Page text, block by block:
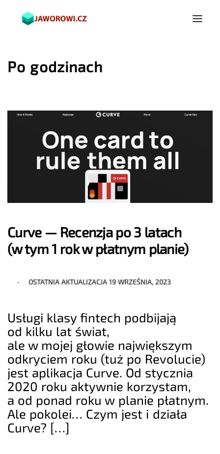
Po godzinach
Curve — Recenzja po 3 latach
(w tym 1 rok w płatnym planie)
OSTATNIA AKTUALIZACJA19 WRZEŚNIA, 2023
Usługi klasy fintech podbijają
od kilku lat świat,
ale w mojej głowie największym
odkryciem roku (tuż po Revolucie)
jest aplikacja Curve. Od stycznia
2020 roku aktywnie korzystam,
a od ponad roku w planie płatnym.
Ale pokolei… Czym jest i działa
Curve? […]